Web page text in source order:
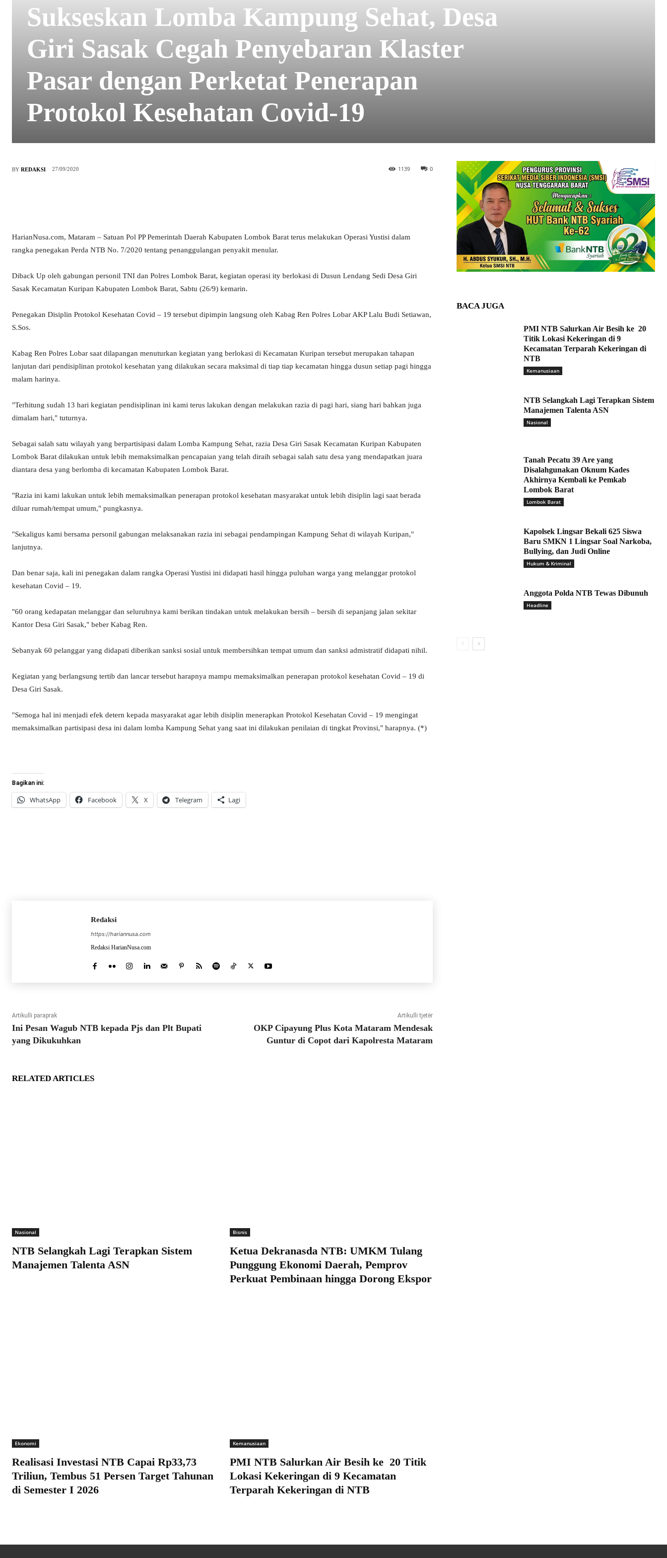
Sukseskan Lomba Kampung Sehat, Desa
Giri Sasak Cegah Penyebaran Klaster
Pasar dengan Perketat Penerapan
Protokol Kesehatan Covid-19
BY REDAKSI 27/09/2020 0
1139
HarianNusa.com, Mataram – Satuan Pol PP Pemerintah Daerah Kabupaten Lombok Barat terus melakukan Operasi Yustisi dalam
rangka penegakan Perda NTB No. 7/2020 tentang penanggulangan penyakit menular.
Diback Up oleh gabungan personil TNI dan Polres Lombok Barat, kegiatan operasi ity berlokasi di Dusun Lendang Sedi Desa Giri
Sasak Kecamatan Kuripan Kabupaten Lombok Barat, Sabtu (26/9) kemarin.
Penegakan Disiplin Protokol Kesehatan Covid – 19 tersebut dipimpin langsung oleh Kabag Ren Polres Lobar AKP Lalu Budi Setiawan,
S.Sos.
Kabag Ren Polres Lobar saat dilapangan menuturkan kegiatan yang berlokasi di Kecamatan Kuripan tersebut merupakan tahapan
lanjutan dari pendisiplinan protokol kesehatan yang dilakukan secara maksimal di tiap tiap kecamatan hingga dusun setiap pagi hingga
malam harinya.
"Terhitung sudah 13 hari kegiatan pendisiplinan ini kami terus lakukan dengan melakukan razia di pagi hari, siang hari bahkan juga
dimalam hari," tuturnya.
Sebagai salah satu wilayah yang berpartisipasi dalam Lomba Kampung Sehat, razia Desa Giri Sasak Kecamatan Kuripan Kabupaten
Lombok Barat dilakukan untuk lebih memaksimalkan pencapaian yang telah diraih sebagai salah satu desa yang mendapatkan juara
diantara desa yang berlomba di kecamatan Kabupaten Lombok Barat.
"Razia ini kami lakukan untuk lebih memaksimalkan penerapan protokol kesehatan masyarakat untuk lebih disiplin lagi saat berada
diluar rumah/tempat umum," pungkasnya.
"Sekaligus kami bersama personil gabungan melaksanakan razia ini sebagai pendampingan Kampung Sehat di wilayah Kuripan,"
lanjutnya.
Dan benar saja, kali ini penegakan dalam rangka Operasi Yustisi ini didapati hasil hingga puluhan warga yang melanggar protokol
kesehatan Covid – 19.
"60 orang kedapatan melanggar dan seluruhnya kami berikan tindakan untuk melakukan bersih – bersih di sepanjang jalan sekitar
Kantor Desa Giri Sasak," beber Kabag Ren.
Sebanyak 60 pelanggar yang didapati diberikan sanksi sosial untuk membersihkan tempat umum dan sanksi admistratif didapati nihil.
Kegiatan yang berlangsung tertib dan lancar tersebut harapnya mampu memaksimalkan penerapan protokol kesehatan Covid – 19 di
Desa Giri Sasak.
"Semoga hal ini menjadi efek detern kepada masyarakat agar lebih disiplin menerapkan Protokol Kesehatan Covid – 19 mengingat
memaksimalkan partisipasi desa ini dalam lomba Kampung Sehat yang saat ini dilakukan penilaian di tingkat Provinsi," harapnya. (*)
Bagikan ini:
WhatsApp Facebook X Telegram Lagi
Redaksi
https://hariannusa.com
Redaksi HarianNusa.com
Artikulli paraprak
Ini Pesan Wagub NTB kepada Pjs dan Plt Bupati
yang Dikukuhkan
Artikulli tjetër
OKP Cipayung Plus Kota Mataram Mendesak
Guntur di Copot dari Kapolresta Mataram
RELATED ARTICLES
Nasional
NTB Selangkah Lagi Terapkan Sistem
Manajemen Talenta ASN
Bisnis
Ketua Dekranasda NTB: UMKM Tulang
Punggung Ekonomi Daerah, Pemprov
Perkuat Pembinaan hingga Dorong Ekspor
Ekonomi
Realisasi Investasi NTB Capai Rp33,73
Triliun, Tembus 51 Persen Target Tahunan
di Semester I 2026
Kemanusiaan
PMI NTB Salurkan Air Besih ke 20 Titik
Lokasi Kekeringan di 9 Kecamatan
Terparah Kekeringan di NTB
BACA JUGA
PMI NTB Salurkan Air Besih ke 20
Titik Lokasi Kekeringan di 9
Kecamatan Terparah Kekeringan di
NTB
Kemanusiaan
NTB Selangkah Lagi Terapkan Sistem
Manajemen Talenta ASN
Nasional
Tanah Pecatu 39 Are yang
Disalahgunakan Oknum Kades
Akhirnya Kembali ke Pemkab
Lombok Barat
Lombok Barat
Kapolsek Lingsar Bekali 625 Siswa
Baru SMKN 1 Lingsar Soal Narkoba,
Bullying, dan Judi Online
Hukum & Kriminal
Anggota Polda NTB Tewas Dibunuh
Headline